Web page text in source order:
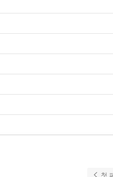
첫